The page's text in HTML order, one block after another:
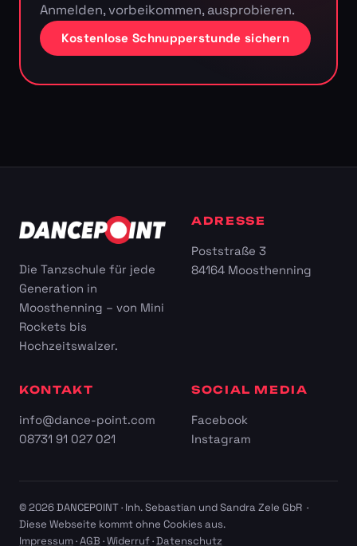
Anmelden, vorbeikommen, ausprobieren.
Kostenlose Schnupperstunde sichern
Die Tanzschule für jede
Generation in
Moosthenning – von Mini
Rockets bis
Hochzeitswalzer.
ADRESSE
Poststraße 3
84164 Moosthenning
KONTAKT
info@dance-point.com
08731 91 027 021
SOCIAL MEDIA
Facebook
Instagram
© 2026 DANCEPOINT · Inh. Sebastian und Sandra Zele GbR ·
Diese Webseite kommt ohne Cookies aus.
Impressum·AGB ·Widerruf·Datenschutz